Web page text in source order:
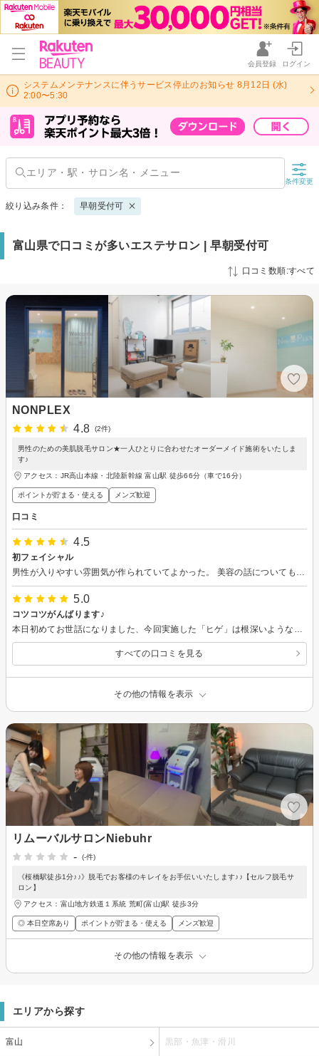
会員登録 ログイン
システムメンテナンスに伴うサービス停止のお知らせ 8月12日 (水)
2:00〜5:30
条件変更
絞り込み条件： 早朝受付可
富山県で口コミが多いエステサロン | 早朝受付可
口コミ数順:すべて
NONPLEX
4.8
(2件)
男性のための美肌脱毛サロン★一人ひとりに合わせたオーダーメイド施術をいたしま
す♪
アクセス：JR高山本線・北陸新幹線 富山駅 徒歩66分（車で16分）
ポイントが貯まる・使える メンズ歓迎
口コミ
4.5
初フェイシャル
5.0
コツコツがんばります♪
すべての口コミを見る
その他の情報を表示
リムーバルサロンNiebuhr
-
(-件)
《桜橋駅徒歩1分♪♪》脱毛でお客様のキレイをお手伝いいたします♪♪【セルフ脱毛サ
ロン】
アクセス：富山地方鉄道１系統 荒町(富山)駅 徒歩3分
◎ 本日空席あり ポイントが貯まる・使える メンズ歓迎
その他の情報を表示
エリアから探す
富山 黒部・魚津・滑川